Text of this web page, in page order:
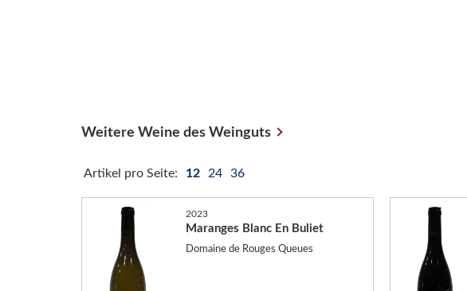
Weitere Weine des Weinguts
Artikel pro Seite: 12 24 36
2023
Maranges Blanc En Buliet
Domaine de Rouges Queues